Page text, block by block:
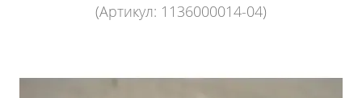
(Артикул: 1136000014-04)